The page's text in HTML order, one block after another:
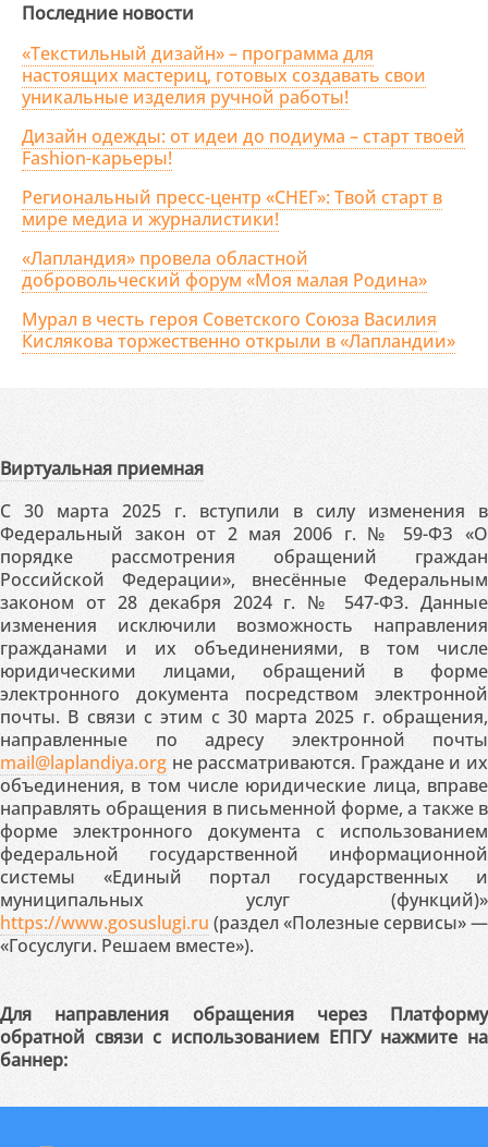
Последние новости
«Текстильный дизайн» – программа для
настоящих мастериц, готовых создавать свои
уникальные изделия ручной работы!
Дизайн одежды: от идеи до подиума – старт твоей
Fashion-карьеры!
Региональный пресс-центр «СНЕГ»: Твой старт в
мире медиа и журналистики!
«Лапландия» провела областной
добровольческий форум «Моя малая Родина»
Мурал в честь героя Советского Союза Василия
Кислякова торжественно открыли в «Лапландии»
Виртуальная приемная
С 30 марта 2025 г. вступили в силу изменения в
Федеральный закон от 2 мая 2006 г. № 59-ФЗ «О
порядке рассмотрения обращений граждан
Российской Федерации», внесённые Федеральным
законом от 28 декабря 2024 г. № 547-ФЗ. Данные
изменения исключили возможность направления
гражданами и их объединениями, в том числе
юридическими лицами, обращений в форме
электронного документа посредством электронной
почты. В связи с этим с 30 марта 2025 г. обращения,
направленные по адресу электронной почты
mail@laplandiya.org не рассматриваются. Граждане и их
объединения, в том числе юридические лица, вправе
направлять обращения в письменной форме, а также в
форме электронного документа с использованием
федеральной государственной информационной
системы «Единый портал государственных и
муниципальных услуг (функций)»
https://www.gosuslugi.ru (раздел «Полезные сервисы» —
«Госуслуги. Решаем вместе»).
Для направления обращения через Платформу
обратной связи с использованием ЕПГУ нажмите на
баннер: